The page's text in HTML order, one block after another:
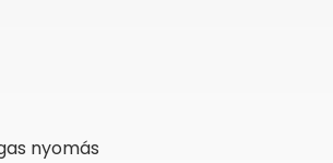
nyomás